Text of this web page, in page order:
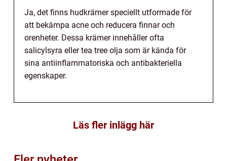
Ja, det finns hudkrämer speciellt utformade för
att bekämpa acne och reducera finnar och
orenheter. Dessa krämer innehåller ofta
salicylsyra eller tea tree olja som är kända för
sina antiinflammatoriska och antibakteriella
egenskaper.
Läs fler inlägg här